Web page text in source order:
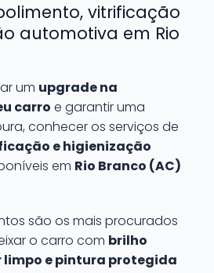
vitrificação
automotiva em Rio
um upgrade na
carro e garantir uma
conhecer os serviços de
e higienização
em Rio Branco (AC)
são os mais procurados
o carro com brilho
e pintura protegida